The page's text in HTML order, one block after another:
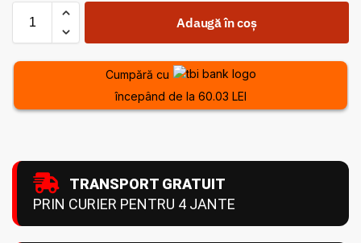
Adaugă în coș
Cumpără cu
începând de la 60.03 LEI
TRANSPORT GRATUIT
PRIN CURIER PENTRU 4 JANTE